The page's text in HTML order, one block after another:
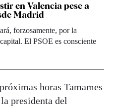
en Valencia pese a
Madrid
forzosamente, por la
El PSOE es consciente
horas Tamames
presidenta del